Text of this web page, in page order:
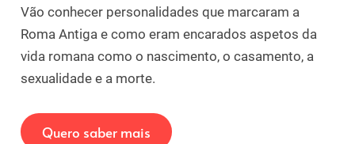
Vão conhecer personalidades que marcaram a
Roma Antiga e como eram encarados aspetos da
vida romana como o nascimento, o casamento, a
sexualidade e a morte.
Quero saber mais